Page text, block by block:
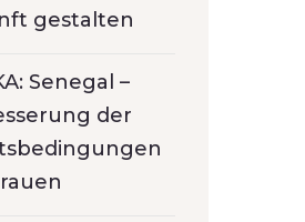
gestalten
Senegal –
der